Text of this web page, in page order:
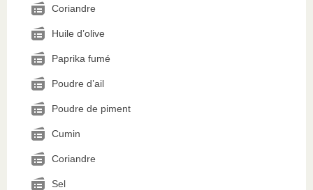
Coriandre
Huile d’olive
Paprika fumé
Poudre d’ail
Poudre de piment
Cumin
Coriandre
Sel